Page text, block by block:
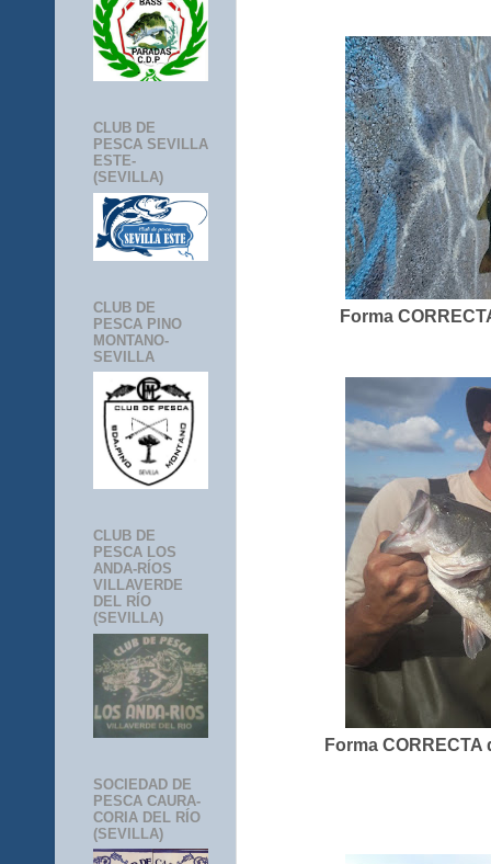
Forma
Forma
CLUB DE
PESCA SEVILLA
ESTE-
(SEVILLA)
CLUB DE
PESCA PINO
MONTANO-
SEVILLA
CLUB DE
PESCA LOS
ANDA-RÍOS
VILLAVERDE
DEL RÍO
(SEVILLA)
SOCIEDAD DE
PESCA CAURA-
CORIA DEL RÍO
(SEVILLA)